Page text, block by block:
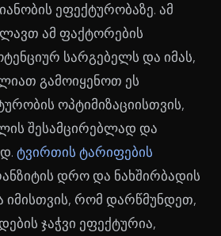
ეფექტურობაზე. ამ
ამ ფაქტორების
სარგებელს და იმას,
გამოიყენოთ ეს
ოპტიმიზაციისთვის,
შესამცირებლად და
ტვირთის ტარიფების
დრო და ნახშირბადის
იმისთვის, რომ დარწმუნდეთ,
ჯაჭვი ეფექტურია,